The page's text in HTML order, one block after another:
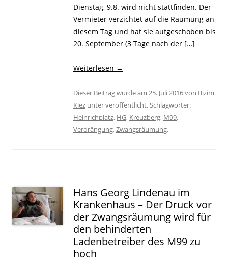
Dienstag, 9.8. wird nicht stattfinden. Der
Vermieter verzichtet auf die Räumung an
diesem Tag und hat sie aufgeschoben bis
20. September (3 Tage nach der […]
Weiterlesen →
Dieser Beitrag wurde am 25. Juli 2016von Bizim
Kiez unter veröffentlicht. Schlagwörter:
Heinrichplatz, HG, Kreuzberg, M99,
Verdrängung,Zwangsräumung.
Hans Georg Lindenau im
Krankenhaus – Der Druck vor
der Zwangsräumung wird für
den behinderten
Ladenbetreiber des M99 zu
hoch